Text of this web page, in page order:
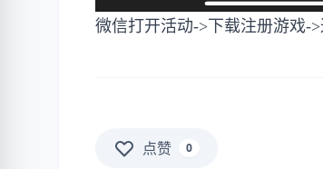
微信打开活动->下载注册游戏-
点赞 0